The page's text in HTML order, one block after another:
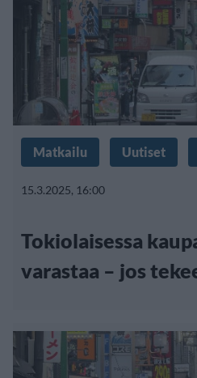
Matkailu Uutiset
15.3.2025, 16:00
Tokiolaisessa
varastaa – jos